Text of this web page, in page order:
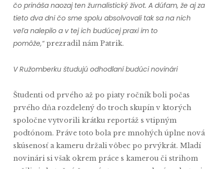
čo prináša naozaj ten žurnalistický život. A dúfam, že aj za
tieto dva dni čo sme spolu absolvovali tak sa na nich
veľa nalepilo a v tej ich budúcej praxi im to
pomôže,“prezradil nám Patrik.
V Ružomberku študujú odhodlaní budúci novinári
Študenti od prvého až po piaty ročník boli počas
prvého dňa rozdelený do troch skupín v ktorých
spoločne vytvorili krátku reportáž s vtipným
podtónom. Práve toto bola pre mnohých úplne nová
skúsenosť a kameru držali vôbec po prvýkrát. Mladí
novinári si však okrem práce s kamerou či strihom